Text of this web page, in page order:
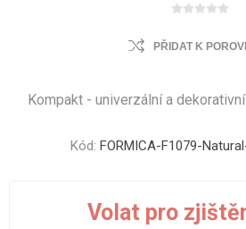
PŘIDAT K
Kompakt - univerzální a
Kód: FORMICA-F1079-
Volat pro